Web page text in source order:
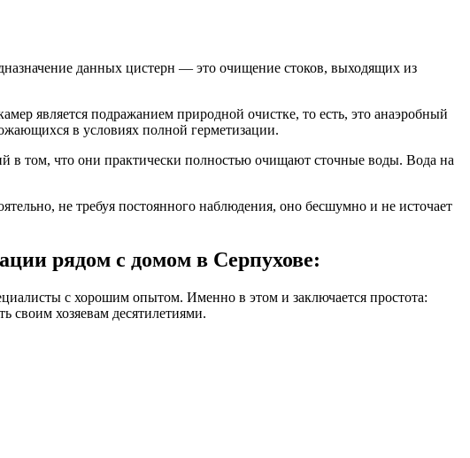
данных цистерн — это очищение стоков, выходящих из
является подражанием природной очистке, то есть, это анаэробный
в условиях полной герметизации.
в том, что они практически полностью очищают сточные воды. Вода на
не требуя постоянного наблюдения, оно бесшумно и не источает
рядом с домом в Серпухове:
с хорошим опытом. Именно в этом и заключается простота:
своим хозяевам десятилетиями.